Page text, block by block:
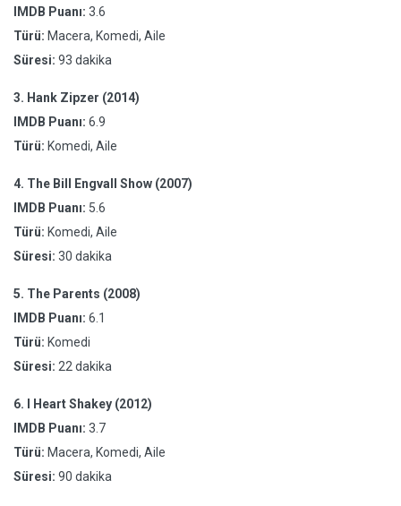
IMDB Puanı: 3.6
Türü: Macera, Komedi, Aile
Süresi: 93 dakika
3. Hank Zipzer (2014)
IMDB Puanı: 6.9
Türü: Komedi, Aile
4. The Bill Engvall Show (2007)
IMDB Puanı: 5.6
Türü: Komedi, Aile
Süresi: 30 dakika
5. The Parents (2008)
IMDB Puanı: 6.1
Türü: Komedi
Süresi: 22 dakika
6.
I Heart Shakey (2012)
IMDB Puanı: 3.7
Türü: Macera, Komedi, Aile
Süresi: 90 dakika